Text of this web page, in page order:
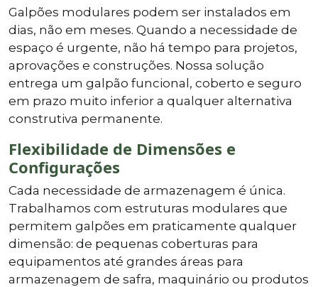
Galpões modulares podem ser instalados em
dias, não em meses. Quando a necessidade de
espaço é urgente, não há tempo para projetos,
aprovações e construções. Nossa solução
entrega um galpão funcional, coberto e seguro
em prazo muito inferior a qualquer alternativa
construtiva permanente.
Flexibilidade de Dimensões e
Configurações
Cada necessidade de armazenagem é única.
Trabalhamos com estruturas modulares que
permitem galpões em praticamente qualquer
dimensão: de pequenas coberturas para
equipamentos até grandes áreas para
armazenagem de safra, maquinário ou produtos